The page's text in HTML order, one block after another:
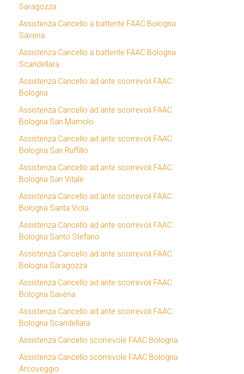
Saragozza
Assistenza Cancello a battente FAAC Bologna
Savena
Assistenza Cancello a battente FAAC Bologna
Scandellara
Assistenza Cancello ad ante scorrevoli FAAC
Bologna
Assistenza Cancello ad ante scorrevoli FAAC
Bologna San Mamolo
Assistenza Cancello ad ante scorrevoli FAAC
Bologna San Ruffillo
Assistenza Cancello ad ante scorrevoli FAAC
Bologna San Vitale
Assistenza Cancello ad ante scorrevoli FAAC
Bologna Santa Viola
Assistenza Cancello ad ante scorrevoli FAAC
Bologna Santo Stefano
Assistenza Cancello ad ante scorrevoli FAAC
Bologna Saragozza
Assistenza Cancello ad ante scorrevoli FAAC
Bologna Savena
Assistenza Cancello ad ante scorrevoli FAAC
Bologna Scandellara
Assistenza Cancello scorrevole FAAC Bologna
Assistenza Cancello scorrevole FAAC Bologna
Arcoveggio